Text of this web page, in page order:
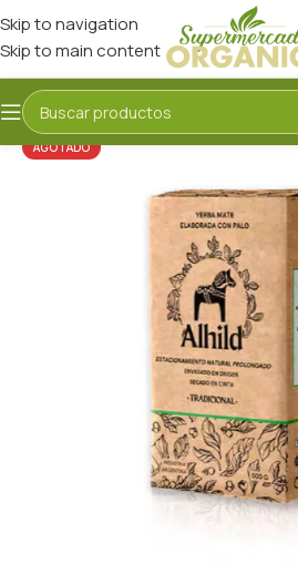
Skip to navigation
Skip to main content
AGOTADO